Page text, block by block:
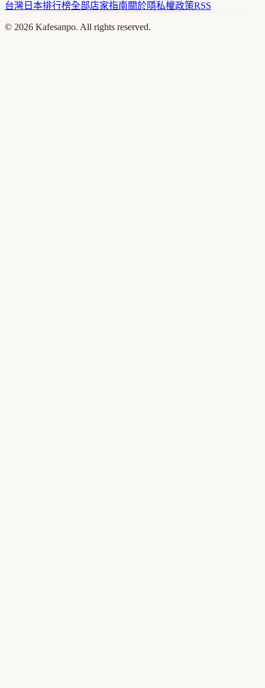
台灣 日本排行榜全部店家指南關於隱私權政策RSS
© 2026 Kafesanpo. All rights reserved.